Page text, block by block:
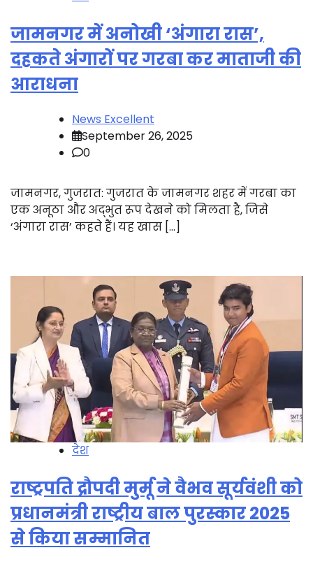
जामनगर में अनोखी ‘अंगारा रास’,
दहकते अंगारों पर गरबा कर माताजी की
आराधना
News Excellent
September 26, 2025
0
जामनगर, गुजरात: गुजरात के जामनगर शहर में गरबा का
एक अनूठा और अद्भुत रूप देखने को मिलता है, जिसे
‘अंगारा रास’ कहते हैं। यह खास […]
देश
राष्ट्रपति द्रौपदी मुर्मू ने वैभव सूर्यवंशी को
प्रधानमंत्री राष्ट्रीय बाल पुरस्कार 2025
से किया सम्मानित